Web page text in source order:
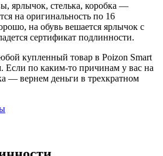
ярлычок, стелька, коробка —
на оригинальность по 16
на обувь вешается ярлычок с
сертификат подлинности.
купленный товар в Poizon Smart
Если по каким-то причинам у вас на
— вернем деньги в трехкратном